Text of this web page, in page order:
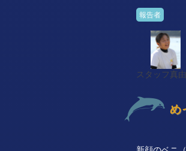
報告者
スタッフ真
めっちゃ